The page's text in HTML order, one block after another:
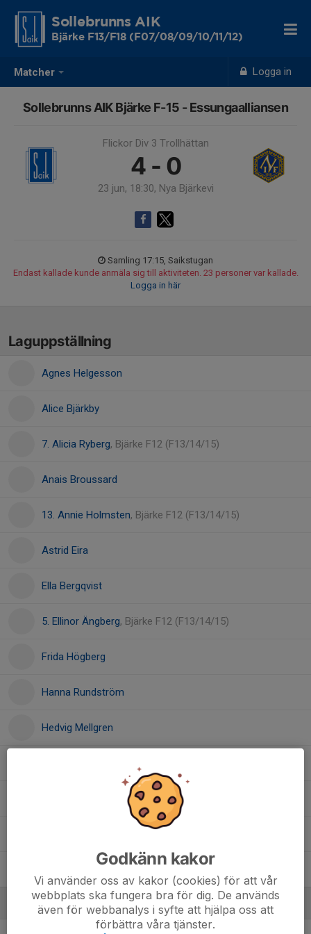
Matcher Logga in
Sollebrunns AIK
Bjärke F13/F18 (F07/08/09/10/11/12)
Sollebrunns AIK Bjärke F-15 - Essungaalliansen
Flickor Div 3 Trollhättan
4 - 0
23 jun, 18:30, Nya Bjärkevi
Samling 17:15, Saikstugan
Endast kallade kunde anmäla sig till aktiviteten. 23 personer var kallade.
Logga in här
Laguppställning
Agnes Helgesson
Alice Bjärkby
7. Alicia Ryberg, Bjärke F12 (F13/14/15)
Anais Broussard
13. Annie Holmsten, Bjärke F12 (F13/14/15)
Astrid Eira
Ella Bergqvist
5. Ellinor Ängberg, Bjärke F12 (F13/14/15)
Frida Högberg
Hanna Rundström
Hedvig Mellgren
, Bjärke F12 (F13/14/15)
Ledare
Godkänn kakor
Vi använder oss av kakor (cookies) för att vår
webbplats ska fungera bra för dig. De används
även för webbanalys i syfte att hjälpa oss att
förbättra våra tjänster.